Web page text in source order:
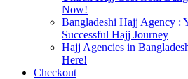
Now!
Bangladeshi Hajj Agency :
Successful Hajj Journey
Hajj Agencies in
Here!
Checkout